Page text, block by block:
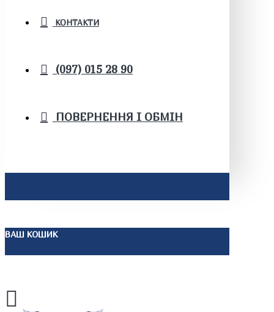
КОНТАКТИ
(097) 015 28 90
ПОВЕРНЕННЯ І ОБМІН
ВАШ КОШИК